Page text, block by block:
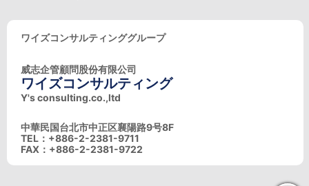
ワイズコンサルティンググループ
威志企管顧問股份有限公司
ワイズコンサルティング
Y's consulting.co.,ltd
中華民国台北市中正区襄陽路9号8F
TEL：+886-2-2381-9711
FAX：+886-2-2381-9722